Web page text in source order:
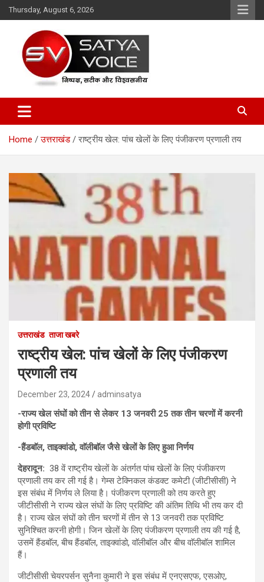
Skip
to
Thursday, August 6, 2026
Satya Voice
Home उत्तराखंड राष्ट्रीय खेल: पांच खेलों के लिए पंजीकरण प्रणाली तय
उत्तराखंड ताजा खबरे
राष्ट्रीय खेल: पांच खेलों के लिए पंजीकरण
प्रणाली तय
December 23, 2024 adminsatya
-राज्य खेल संघों को तीन से लेकर 13 जनवरी 25 तक तीन चरणों में करनी
होगी प्रविष्टि
-हैंडबाॅल, ताइक्वांडो, वाॅलीबाॅल जैसे खेलों के लिए हुआ निर्णय
देहरादून: 38 वें राष्ट्रीय खेलों के अंतर्गत पांच खेलों के लिए पंजीकरण
प्रणाली तय कर ली गई है। गेम्स टेक्निकल कंडक्ट कमेटी (जीटीसीसी) ने
इस संबंध में निर्णय ले लिया है। पंजीकरण प्रणाली को तय करते हुए
जीटीसीसी ने राज्य खेल संघों के लिए प्रविष्टि की अंतिम तिथि भी तय कर दी
है। राज्य खेल संघों को तीन चरणों में तीन से 13 जनवरी तक प्रविष्टि
सुनिश्चित करनी होगी। जिन खेलों के लिए पंजीकरण प्रणाली तय की गई है,
उसमें हैंडबाॅल, बीच हैंडबाॅल, ताइक्वांडो, वाॅलीबाॅल और बीच वाॅलीबाॅल शामिल
हैं।
जीटीसीसी चेयरपर्सन सुनैना कुमारी ने इस संबंध में एनएसएफ, एसओए,